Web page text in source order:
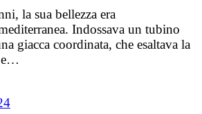
la sua bellezza era
Indossava un tubino
giacca coordinata, che esaltava la
e…